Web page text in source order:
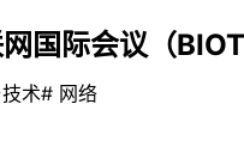
国际会议（
术# 网络